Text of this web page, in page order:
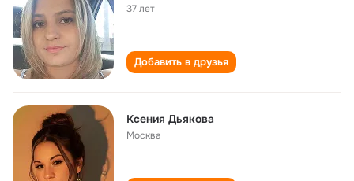
37 лет
Добавить в друзья
Ксения Дьякова
Москва